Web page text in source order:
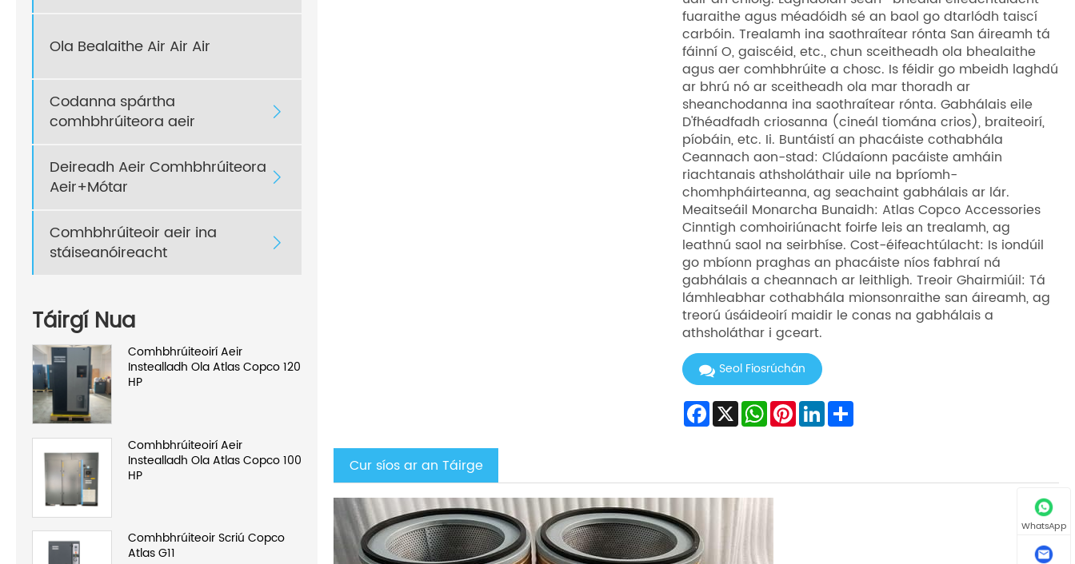
Ola Bealaithe Air Air Air
Codanna spártha
comhbhrúiteora aeir

Deireadh Aeir Comhbhrúiteora
Aeir+Mótar

Comhbhrúiteoir aeir ina
stáiseanóireacht

Táirgí Nua
Comhbhrúiteoirí Aeir
Instealladh Ola Atlas Copco 120
HP
Comhbhrúiteoirí Aeir
Instealladh Ola Atlas Copco 100
HP
Comhbhrúiteoir Scriú Copco
Atlas G11
fuaraithe agus méadóidh sé an baol go dtarlódh taiscí
carbóin. Trealamh ina saothraítear rónta San áireamh tá
fáinní O, gaiscéid, etc., chun sceitheadh ​​ola bhealaithe
agus aer comhbhrúite a chosc. Is féidir go mbeidh laghdú
ar bhrú nó ar sceitheadh ​​ola mar thoradh ar
sheanchodanna ina saothraítear rónta. Gabhálais eile
D'fhéadfadh criosanna (cineál tiomána crios), braiteoirí,
píobáin, etc. Ii. Buntáistí an phacáiste cothabhála
Ceannach aon-stad: Clúdaíonn pacáiste amháin
riachtanais athsholáthair uile na bpríomh-
chomhpháirteanna, ag seachaint gabhálais ar lár.
Meaitseáil Monarcha Bunaidh: Atlas Copco Accessories
Cinntigh comhoiriúnacht foirfe leis an trealamh, ag
leathnú saol na seirbhíse. Cost-éifeachtúlacht: Is iondúil
go mbíonn praghas an phacáiste níos fabhraí ná
gabhálais a cheannach ar leithligh. Treoir Ghairmiúil: Tá
lámhleabhar cothabhála mionsonraithe san áireamh, ag
treorú úsáideoirí maidir le conas na gabhálais a
athsholáthar i gceart.
Seol Fiosrúchán
Facebook
X WhatsApp
Pinterest
LinkedInShare
Cur síos ar an Táirge
WhatsApp